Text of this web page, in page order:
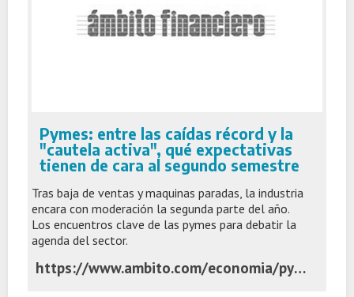
Pymes: entre las caídas récord y la
"cautela activa", qué expectativas
tienen de cara al segundo semestre
Tras baja de ventas y maquinas paradas, la industria
encara con moderación la segunda parte del año.
Los encuentros clave de las pymes para debatir la
agenda del sector.
https://www.ambito.com/economia/pymes-las-caidas-record-y-la-cautela-activa-que-expectativas-tienen-cara-al-segundo-semestre-n6284286